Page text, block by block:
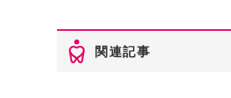
関連記事